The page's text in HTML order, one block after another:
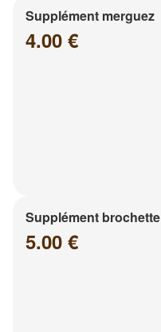
Supplément merguez
4.00 €
Supplément brochette
5.00 €